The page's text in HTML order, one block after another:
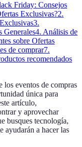
Friday: Consejos
Exclusivas?2.
3.
Generales4. Análisis de
sobre Ofertas
de comprar7.
recomendados
los eventos de compras
única para
artículo,
y aprovechar
busques tecnología,
ayudarán a hacer las